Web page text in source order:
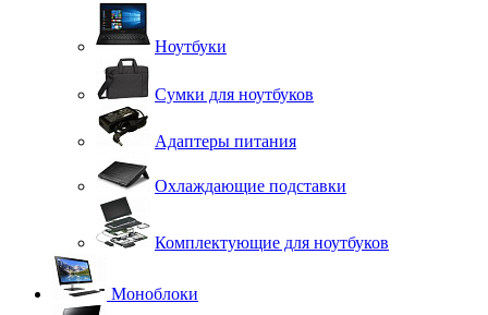
Ноутбуки
Сумки для ноутбуков
Адаптеры питания
Охлаждающие подставки
Комплектующие для ноутбуков
Моноблоки